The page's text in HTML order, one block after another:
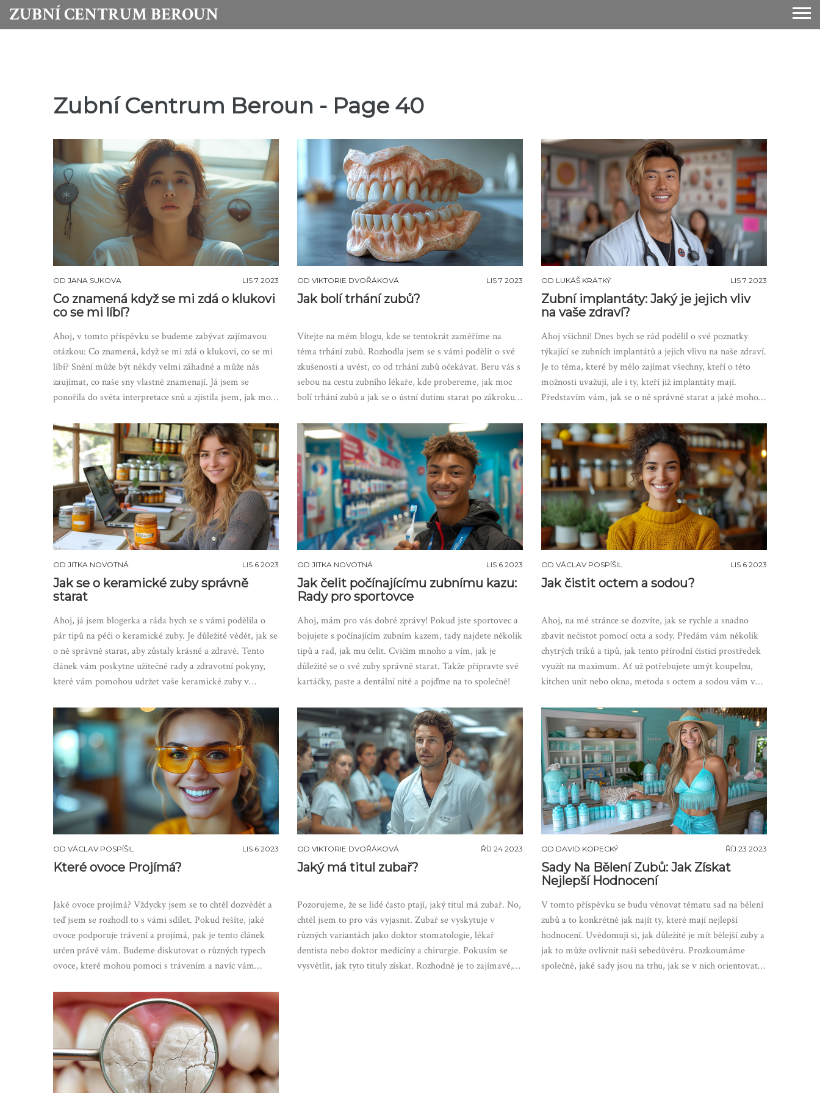
ZUBNÍ CENTRUM BEROUN
Zubní Centrum Beroun - Page 40
OD JANA SUKOVA LIS 7 2023
Co znamená když se mi zdá o klukovi
co se mi líbí?
Ahoj, v tomto příspěvku se budeme zabývat zajímavou
otázkou: Co znamená, když se mi zdá o klukovi, co se mi
líbí? Snění může být někdy velmi záhadné a může nás
zaujímat, co naše sny vlastně znamenají. Já jsem se
ponořila do světa interpretace snů a zjistila jsem, jak moc
myšlenek. Pokud vám někdy bylo zvláštní, že jste snili
právě o někom, koho máte rádi, pak tento článek jistě
oceníte.
OD VIKTORIE DVOŘÁKOVÁ LIS 7 2023
Jak bolí trhání zubů?
Vítejte na mém blogu, kde se tentokrát zaměříme na
téma trhání zubů. Rozhodla jsem se s vámi podělit o své
zkušenosti a uvést, co od trhání zubů očekávat. Beru vás s
sebou na cestu zubního lékaře, kde probereme, jak moc
bolí trhání zubů a jak se o ústní dutinu starat po zákroku.
porozumět tomuto procesu a snížit jakýkoliv strach, který
můžete mít. Připojte se k nám!
OD LUKÁŠ KRÁTKÝ LIS 7 2023
Zubní implantáty: Jaký je jejich vliv
na vaše zdraví?
Ahoj všichni! Dnes bych se rád podělil o své poznatky
týkající se zubních implantátů a jejich vlivu na naše zdraví.
Je to téma, které by mělo zajímat všechny, kteří o této
možnosti uvažují, ale i ty, kteří již implantáty mají.
Představím vám, jak se o ně správně starat a jaké mohou
nejvíce lidem, protože jak říkám, vaše zubní zdraví je
klíčové!
OD JITKA NOVOTNÁ LIS 6 2023
Jak se o keramické zuby správně
starat
Ahoj, já jsem blogerka a ráda bych se s vámi podělila o
pár tipů na péči o keramické zuby. Je důležité vědět, jak se
o ně správně starat, aby zůstaly krásné a zdravé. Tento
článek vám poskytne užitečné rady a zdravotní pokyny,
které vám pomohou udržet vaše keramické zuby v
OD JITKA NOVOTNÁ LIS 6 2023
Jak čelit počínajícímu zubnímu kazu:
Rady pro sportovce
Ahoj, mám pro vás dobré zprávy! Pokud jste sportovec a
bojujete s počínajícím zubním kazem, tady najdete několik
tipů a rad, jak mu čelit. Cvičím mnoho a vím, jak je
důležité se o své zuby správně starat. Takže připravte své
kartáčky, paste a dentální nitě a pojďme na to společně!
OD VÁCLAV POSPÍŠIL LIS 6 2023
Jak čistit octem a sodou?
Ahoj, na mé stránce se dozvíte, jak se rychle a snadno
zbavit nečistot pomocí octa a sody. Předám vám několik
chytrých triků a tipů, jak tento přírodní čisticí prostředek
využít na maximum. Ať už potřebujete umýt koupelnu,
kitchen unit nebo okna, metoda s octem a sodou vám v
ocení to i vaše peněženka. Tak se přidejte a dozvíte se víc!
OD VÁCLAV POSPÍŠIL LIS 6 2023
Které ovoce Projímá?
Jaké ovoce projímá? Vždycky jsem se to chtěl dozvědět a
teď jsem se rozhodl to s vámi sdílet. Pokud řešíte, jaké
ovoce podporuje trávení a projímá, pak je tento článek
určen právě vám. Budeme diskutovat o různých typech
ovoce, které mohou pomoci s trávením a navíc vám
OD VIKTORIE DVOŘÁKOVÁ ŘÍJ 24 2023
Jaký má titul zubař?
Pozorujeme, že se lidé často ptají, jaký titul má zubař. No,
chtěl jsem to pro vás vyjasnit. Zubař se vyskytuje v
různých variantách jako doktor stomatologie, lékař
dentista nebo doktor medicíny a chirurgie. Pokusím se
vysvětlit, jak tyto tituly získat. Rozhodně je to zajímavé,
OD DAVID KOPECKÝ ŘÍJ 23 2023
Sady Na Bělení Zubů: Jak Získat
Nejlepší Hodnocení
V tomto příspěvku se budu věnovat tématu sad na bělení
zubů a to konkrétně jak najít ty, které mají nejlepší
hodnocení. Uvědomuji si, jak důležité je mít bělejší zuby a
jak to může ovlivnit naši sebedůvěru. Prozkoumáme
společně, jaké sady jsou na trhu, jak se v nich orientovat a